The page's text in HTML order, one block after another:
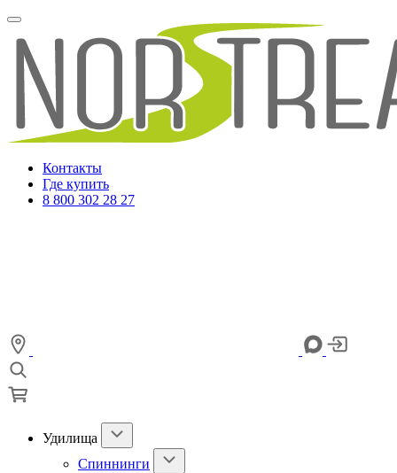
Контакты
Где купить
8 800 302 28 27
Удилища
Спиннинги